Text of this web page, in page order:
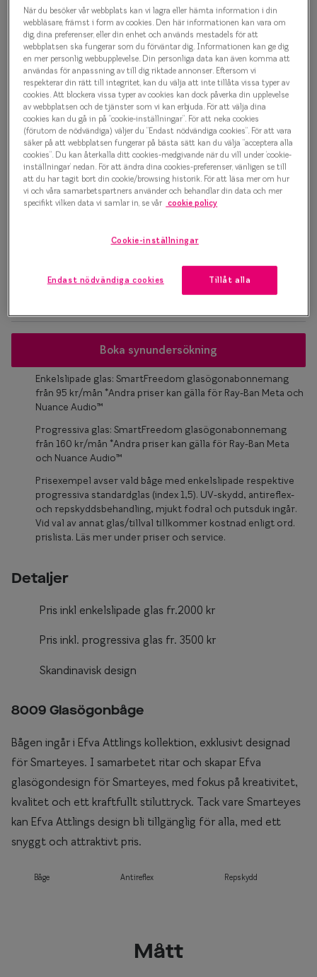
Taberg
Trender
Glasögonbåge
1 500 kr
Välj färg:
Rosa
Osäker på vilken storlek du har? Se vår Storleksguide
Boka synundersökning
Enkelslipade glas: SmartFreedom glasögonabonnemang
från 95 kr/mån *Andra priser kan gälla för Ray-Ban Meta och
Nuance Audio™
Progressiva glas: SmartFreedom glasögonabonnemang
från 160 kr/mån *Andra priser kan gälla för Ray-Ban Meta
och Nuance Audio™
Prisexempel avser vald båge med enkelslipade respektive
progressiva standardglas (index 1,5). UV-skydd, antireflex-
och repskyddsbehandling, mjukt fodral och putsduk ingår.
Vid val av annat glas/tillval tillkommer kostnad enligt ord.
prislista. Läs mer under priser och service.
Detaljer
Pris inkl enkelslipade glas fr.2000 kr
Pris inkl. progressiva glas fr. 3500 kr
Skandinavisk design
8009 Glasögonbåge
Bågen ingår i Efva Attlings kollektion, exklusivt designad
för Smarteyes. I samarbetet ritar och skapar Efva
glasögondesign för Smarteyes, med fokus på kreativitet,
kvalitet och ett kraftfullt stiluttryck. Tack vare Smarteyes
kan Efva Attlings design bli tillgänglig för alla, med ett
snyggt och attraktivt pris.
Båge Antireflex Repskydd
Mått
När du besöker vår webbplats kan vi lagra eller hämta information i din
webbläsare, främst i form av cookies. Den här informationen kan vara om
dig, dina preferenser, eller din enhet och används mestadels för att
webbplatsen ska fungerar som du förväntar dig. Informationen kan ge dig
en mer personlig webbupplevelse. Din personliga data kan även komma att
användas för anpassning av till dig riktade annonser. Eftersom vi
respekterar din rätt till integritet, kan du välja att inte tillåta vissa typer av
cookies. Att blockera vissa typer av cookies kan dock påverka din upplevelse
av webbplatsen och de tjänster som vi kan erbjuda. För att välja dina
cookies kan du gå in på ”cookie-inställningar”. För att neka cookies
(förutom de nödvändiga) väljer du ”Endast nödvändiga cookies”. För att vara
säker på att webbplatsen fungerar på bästa sätt kan du välja ”acceptera alla
cookies”. Du kan återkalla ditt cookies-medgivande när du vill under ’cookie-
inställningar’ nedan. För att ändra dina cookies-preferenser, vänligen se till
att du har tagit bort din cookie/browsing historik. För att läsa mer om hur
vi och våra samarbetspartners använder och behandlar din data och mer
specifikt vilken data vi samlar in, se vår cookie policy
Cookie-inställningar
Endast nödvändiga cookies Tillåt alla